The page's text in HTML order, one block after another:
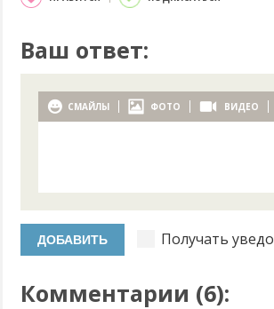
Ваш ответ:
СМАЙЛЫ ФОТО ВИДЕО
Получать
Комментарии (6):